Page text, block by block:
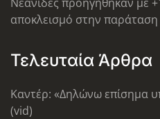
αποκλεισμό στην παράταση
Τελευταία Άρθρα
Καντέρ: «Δηλώνω επίσημα
(vid)